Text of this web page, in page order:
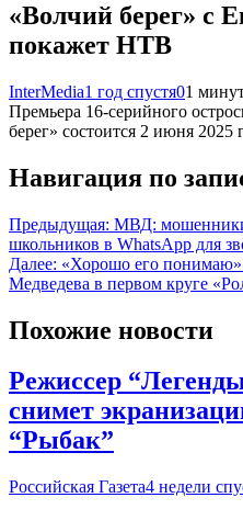
«Волчий берег» с
покажет НТВ
InterMedia1 год спустя01
Премьера 16-серийного
берег» состоится 2 июня
Навигация по
Предыдущая: МВД:
школьников в WhatsApp для
Далее: «Хорошо его
Медведева в первом круге
Похожие новости
Режиссер
снимет
“Рыбак”
Российская Газета4 недели